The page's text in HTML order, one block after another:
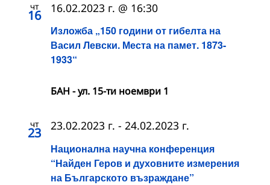
чт
16
Изложба „150 години от гибелта на
Васил Левски. Места на памет. 1873-
1933“
16.02.2023 г. @ 16:30
БАН - ул. 15-ти ноември 1
чт
23
Национална научна конференция
“Найден Геров и духовните измерения
на Българското възраждане”
23.02.2023 г. - 24.02.2023 г.